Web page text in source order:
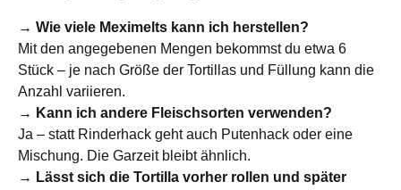
→ Wie viele Meximelts kann ich herstellen?
Mit den angegebenen Mengen bekommst du etwa 6
Stück – je nach Größe der Tortillas und Füllung kann die
Anzahl variieren.
→ Kann ich andere Fleischsorten verwenden?
Ja – statt Rinderhack geht auch Putenhack oder eine
Mischung. Die Garzeit bleibt ähnlich.
→ Lässt sich die Tortilla vorher rollen und später